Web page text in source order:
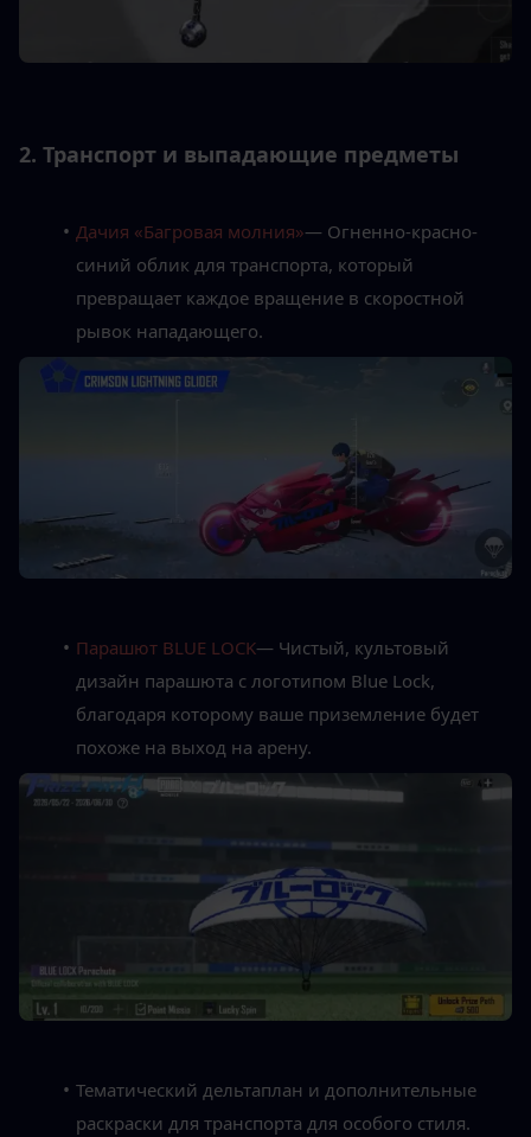
2. Транспорт и выпадающие предметы
Дачия «Багровая молния»— Огненно-красно-
синий облик для транспорта, который
превращает каждое вращение в скоростной
рывок нападающего.
Парашют BLUE LOCK— Чистый, культовый
дизайн парашюта с логотипом Blue Lock,
благодаря которому ваше приземление будет
похоже на выход на арену.
Тематический дельтаплан и дополнительные
раскраски для транспорта для особого стиля.